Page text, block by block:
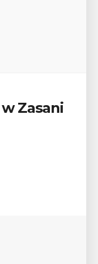
Zasani